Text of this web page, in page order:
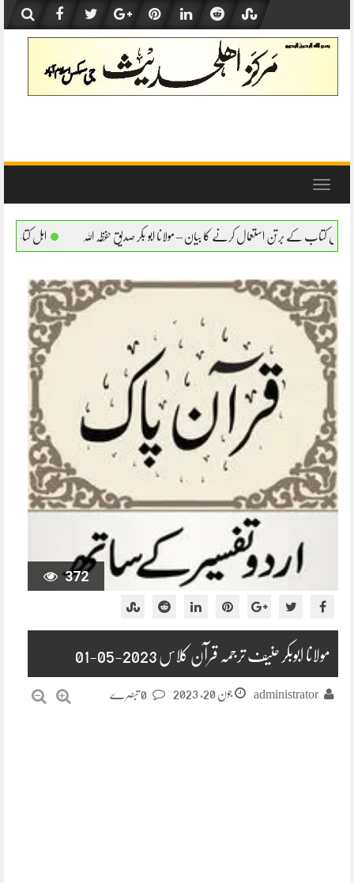
content
Toggle
کا بیان – مولانا ابو بکر صدیق حفظہ اللہ اہل کتاب کے برتن استعمال کرنے کا بیان
372
مولانا ابوبکر حنیف ترجمہ قرآن کلاس 2023-05-01
administrator جون 20, 2023